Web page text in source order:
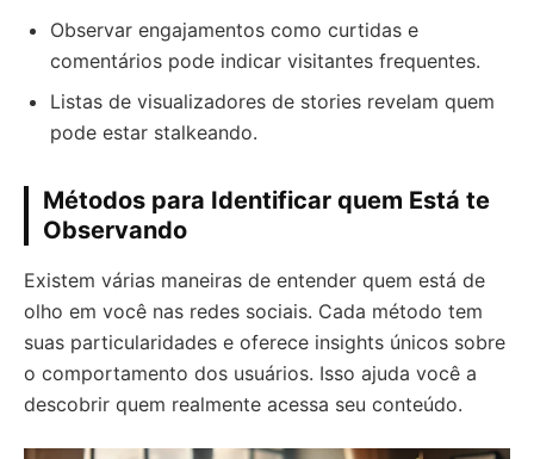
Observar engajamentos como curtidas e
comentários pode indicar visitantes frequentes.
Listas de visualizadores de stories revelam quem
pode estar stalkeando.
Métodos para Identificar quem Está te
Observando
Existem várias maneiras de entender quem está de
olho em você nas redes sociais. Cada método tem
suas particularidades e oferece insights únicos sobre
o comportamento dos usuários. Isso ajuda você a
descobrir quem realmente acessa seu conteúdo.